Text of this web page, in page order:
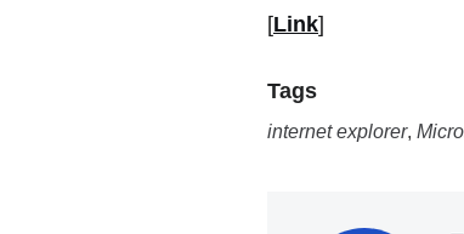
[Link]
Tags
internet explorer,